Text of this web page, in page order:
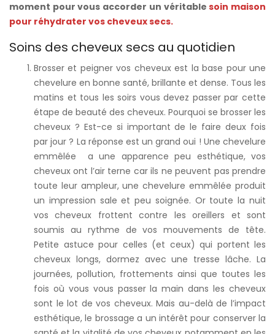
moment pour vous accorder un véritablesoin maison
pour réhydrater vos cheveux secs.
Soins des cheveux secs au quotidien
Brosser et peigner vos cheveux est la base pour une
chevelure en bonne santé, brillante et dense. Tous les
matins et tous les soirs vous devez passer par cette
étape de beauté des cheveux. Pourquoi se brosser les
cheveux ? Est-ce si important de le faire deux fois
par jour ? La réponse est un grand oui ! Une chevelure
emmêlée a une apparence peu esthétique, vos
cheveux ont l’air terne car ils ne peuvent pas prendre
toute leur ampleur, une chevelure emmêlée produit
un impression sale et peu soignée. Or toute la nuit
vos cheveux frottent contre les oreillers et sont
soumis au rythme de vos mouvements de tête.
Petite astuce pour celles (et ceux) qui portent les
cheveux longs, dormez avec une tresse lâche. La
journées, pollution, frottements ainsi que toutes les
fois où vous vous passer la main dans les cheveux
sont le lot de vos cheveux. Mais au-delà de l’impact
esthétique, le brossage a un intérêt pour conserver la